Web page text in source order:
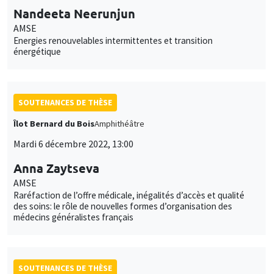
Nandeeta Neerunjun
AMSE
Energies renouvelables intermittentes et transition
énergétique
SOUTENANCES DE THÈSE
Îlot Bernard du BoisAmphithéâtre
Mardi 6 décembre 2022, 13:00
Anna Zaytseva
AMSE
Raréfaction de l’offre médicale, inégalités d’accès et qualité
des soins: le rôle de nouvelles formes d’organisation des
médecins généralistes français
SOUTENANCES DE THÈSE